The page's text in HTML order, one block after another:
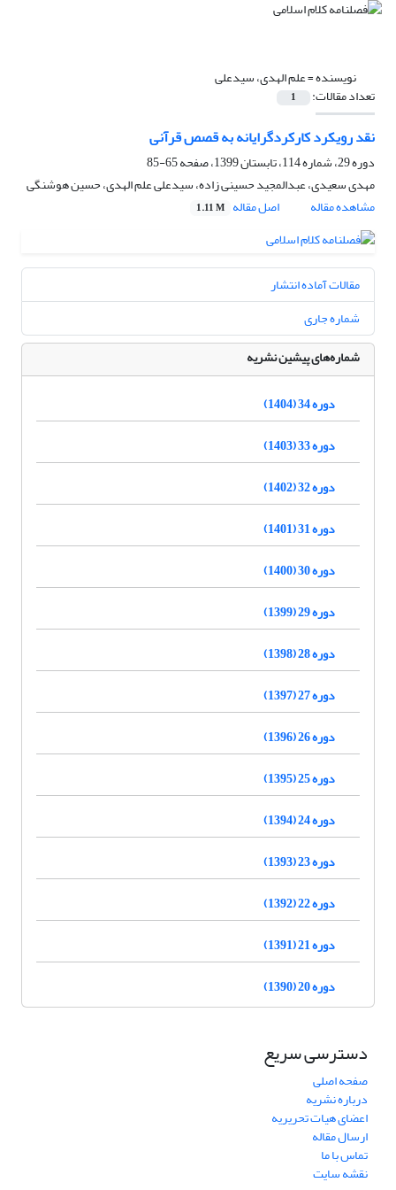
نویسنده =علم الهدی، سیدعلی
تعداد مقالات: 1
نقد رویکرد کارکردگرایانه به قصص قرآنی
دوره 29، شماره 114، تابستان 1399، صفحه
65-85
مهدی سعیدی، عبدالمجید حسینی زاده، سیدعلی علم الهدی، حسین هوشنگی
مشاهده مقاله
اصل مقاله 1.11 M
مقالات آماده انتشار
شماره جاری
شماره‌های پیشین نشریه
دوره 34 (1404)
دوره 33 (1403)
دوره 32 (1402)
دوره 31 (1401)
دوره 30 (1400)
دوره 29 (1399)
دوره 28 (1398)
دوره 27 (1397)
دوره 26 (1396)
دوره 25 (1395)
دوره 24 (1394)
دوره 23 (1393)
دوره 22 (1392)
دوره 21 (1391)
دوره 20 (1390)
دسترسی سریع
صفحه اصلی
درباره نشریه
اعضای هیات تحریریه
ارسال مقاله
تماس با ما
نقشه سایت